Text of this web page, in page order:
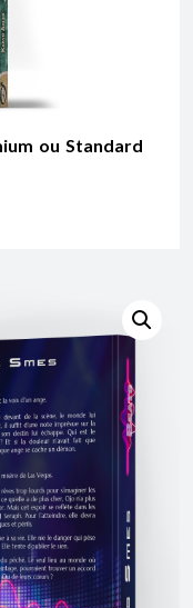
ou Standard